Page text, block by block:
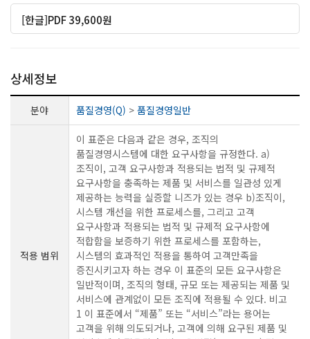
[한글]PDF 39,600원
상세정보
분야 품질경영(Q) > 품질경영일반
적용 범위
이 표준은 다음과 같은 경우, 조직의
품질경영시스템에 대한 요구사항을 규정한다. a)
조직이, 고객 요구사항과 적용되는 법적 및 규제적
요구사항을 충족하는 제품 및 서비스를 일관성 있게
제공하는 능력을 실증할 니즈가 있는 경우 b)조직이,
시스템 개선을 위한 프로세스를, 그리고 고객
요구사항과 적용되는 법적 및 규제적 요구사항에
적합함을 보증하기 위한 프로세스를 포함하는,
시스템의 효과적인 적용을 통하여 고객만족을
증진시키고자 하는 경우 이 표준의 모든 요구사항은
일반적이며, 조직의 형태, 규모 또는 제공되는 제품 및
서비스에 관계없이 모든 조직에 적용될 수 있다. 비고
1 이 표준에서 “제품” 또는 “서비스”라는 용어는
고객을 위해 의도되거나, 고객에 의해 요구된 제품 및